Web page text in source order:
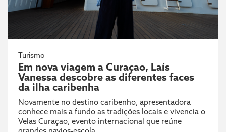
Turismo
Em nova viagem a Curaçao, Laís
Vanessa descobre as diferentes faces
da ilha caribenha
Novamente no destino caribenho, apresentadora
conhece mais a fundo as tradições locais e vivencia o
Velas Curaçao, evento internacional que reúne